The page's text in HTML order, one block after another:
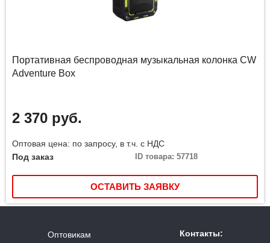
Портативная беспроводная музыкальная колонка CW
Adventure Box
2 370 руб.
Оптовая цена: по запросу, в т.ч. с НДС
Под заказ
ID товара: 57718
ОСТАВИТЬ ЗАЯВКУ
Оптовикам
Контакты: